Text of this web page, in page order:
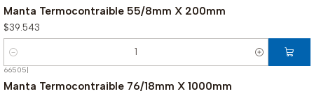
Manta Termocontraible 55/8mm X 200mm
$39.543
Cantidad
66505
Manta Termocontraible 76/18mm X 1000mm